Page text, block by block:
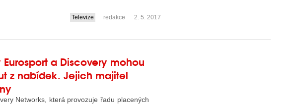
Televize redakce 2. 5. 2017
Eurosport a Discovery mohou
z nabídek. Jejich majitel
Networks, která provozuje řadu placených